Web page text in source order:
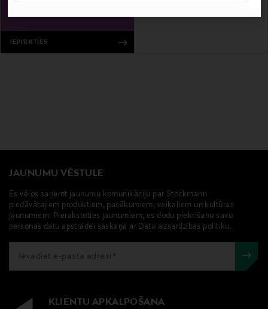
IEPIRKTIES
JAUNUMU VĒSTULE
Es vēlos saņemt jaunumu komunikāciju par Stockmann
piedāvātajiem produktiem, pasākumiem, veikaliem un kultūras
jaunumiem. Pierakstoties jaunumiem, es dodu piekrišanu savu
personas datu apstrādei saskaņā ar Datu aizsardzības politiku.
KLIENTU APKALPOŠANA